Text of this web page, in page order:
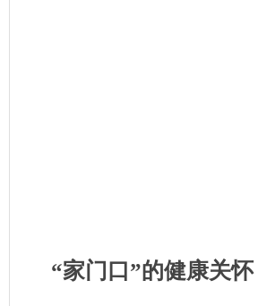
“家门口”的健康关怀